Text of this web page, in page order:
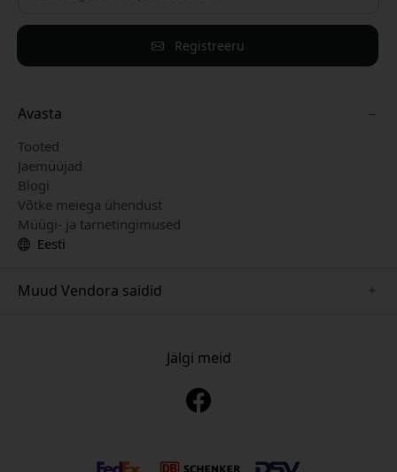
Registreeru
Avasta
Tooted
Jaemüüjad
Blogi
Võtke meiega ühendust
Müügi- ja tarnetingimused
Eesti
Muud Vendora saidid
Jälgi meid